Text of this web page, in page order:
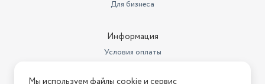
Для бизнеса
Информация
Условия оплаты
Мы используем файлы cookie и сервис